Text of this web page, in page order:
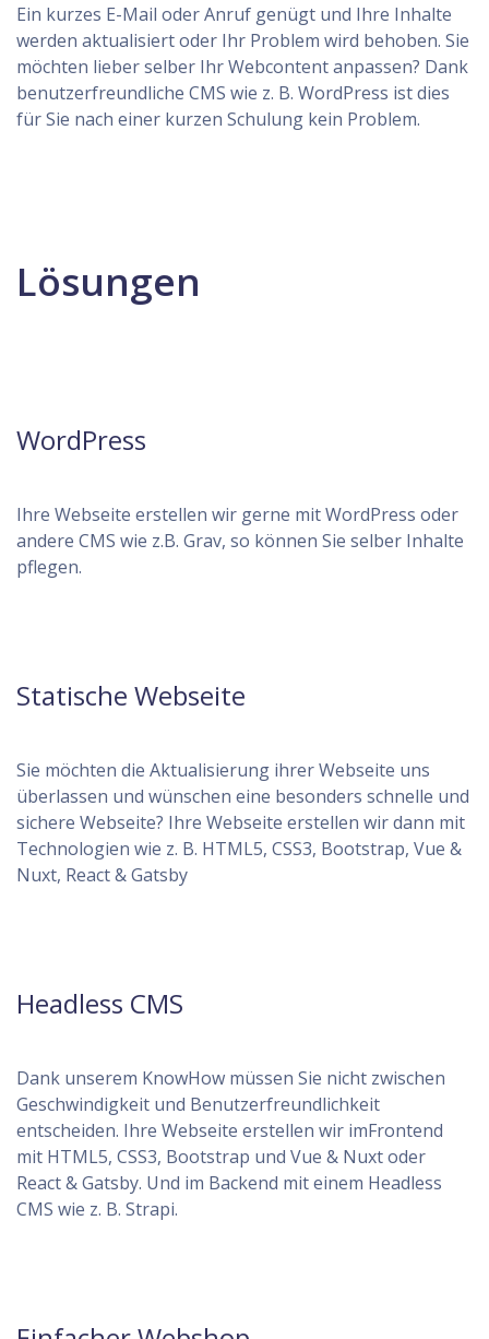
Ein kurzes E-Mail oder Anruf genügt und Ihre Inhalte
werden aktualisiert oder Ihr Problem wird behoben. Sie
möchten lieber selber Ihr Webcontent anpassen? Dank
benutzerfreundliche CMS wie z. B. WordPress ist dies
für Sie nach einer kurzen Schulung kein Problem.
Lösungen
WordPress
Ihre Webseite erstellen wir gerne mit WordPress oder
andere CMS wie z.B. Grav, so können Sie selber Inhalte
pflegen.
Statische Webseite
Sie möchten die Aktualisierung ihrer Webseite uns
überlassen und wünschen eine besonders schnelle und
sichere Webseite? Ihre Webseite erstellen wir dann mit
Technologien wie z. B. HTML5, CSS3, Bootstrap, Vue &
Nuxt, React & Gatsby
Headless CMS
Dank unserem KnowHow müssen Sie nicht zwischen
Geschwindigkeit und Benutzerfreundlichkeit
entscheiden. Ihre Webseite erstellen wir imFrontend
mit HTML5, CSS3, Bootstrap und Vue & Nuxt oder
React & Gatsby. Und im Backend mit einem Headless
CMS wie z. B. Strapi.